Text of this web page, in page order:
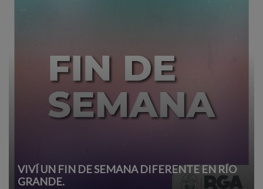
VIVÍ UN FIN DE SEMANA DIFERENTE EN RÍO
GRANDE.